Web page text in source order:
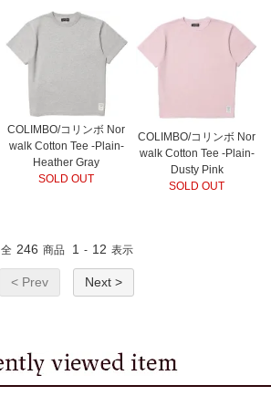
COLIMBO/コリンボ Nor
walk Cotton Tee -Plain-
Heather Gray
SOLD OUT
COLIMBO/コリンボ Nor
walk Cotton Tee -Plain-
Dusty Pink
SOLD OUT
全 246 商品 1 - 12 表示
< Prev Next >